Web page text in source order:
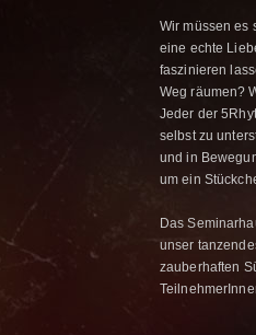
Wir müssen es
eine echte
faszinieren
Weg räumen?
Jeder der
selbst zu
und in
um ein
Das
unser
zauberhaften